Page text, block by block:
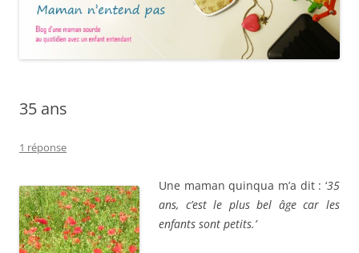
35 ans
1 réponse
Une maman quinqua m’a dit : ‘35
ans, c’est le plus bel âge car les
enfants sont petits.’